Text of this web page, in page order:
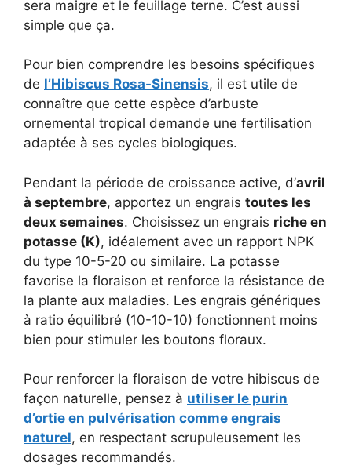
sera maigre et le feuillage terne. C’est aussi
simple que ça.
Pour bien comprendre les besoins spécifiques
de l’Hibiscus Rosa-Sinensis, il est utile de
connaître que cette espèce d’arbuste
ornemental tropical demande une fertilisation
adaptée à ses cycles biologiques.
Pendant la période de croissance active, d’avril
à septembre, apportez un engrais toutes les
deux semaines. Choisissez un engrais riche en
potasse (K), idéalement avec un rapport NPK
du type 10-5-20 ou similaire. La potasse
favorise la floraison et renforce la résistance de
la plante aux maladies. Les engrais génériques
à ratio équilibré (10-10-10) fonctionnent moins
bien pour stimuler les boutons floraux.
Pour renforcer la floraison de votre hibiscus de
façon naturelle, pensez à utiliser le purin
d’ortie en pulvérisation comme engrais
naturel, en respectant scrupuleusement les
dosages recommandés.